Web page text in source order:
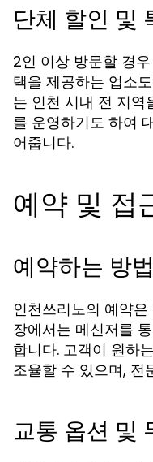
단체 할인 및
2인 이상 방문할 경
택을 제공하는 업소
는 인천 시내 전 지역
를 운영하기도 하여
어줍니다.
예약 및 접
예약하는 방법
인천쓰리노의 예약
장에서는 메신저를
합니다. 고객이 원하
조율할 수 있으며, 전
교통 옵션 및